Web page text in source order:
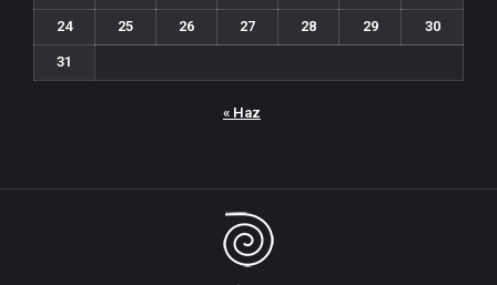
24 25 26 27 28 29 30
31
« Haz